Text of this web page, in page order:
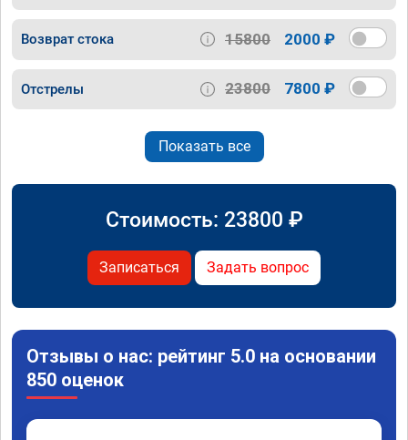
Возврат стока 15800 2000 ₽
Отстрелы 23800 7800 ₽
Показать все
Стоимость: 23800 ₽
Записаться Задать вопрос
Отзывы о нас: рейтинг 5.0 на основании
850 оценок